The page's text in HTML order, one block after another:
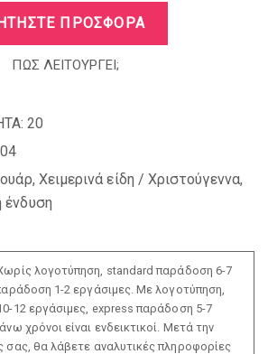
ΠΡΟΣΦΟΡΑ
ΠΩΣ ΛΕΙΤΟΥΡΓΕΙ;
20
, Χειμερινά είδη / Χριστούγεννα,
ένδυση
λογοτύπηση, standard παράδοση 6-7
1-2 εργάσιμες. Με λογοτύπηση,
12 εργάσιμες, express παράδοση 5-7
χρόνοι είναι ενδεικτικοί. Μετά την
σας, θα λάβετε αναλυτικές πληροφορίες